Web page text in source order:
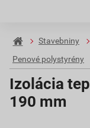
Stavebniny
Penové polystyrény
Izolácia
190 mm